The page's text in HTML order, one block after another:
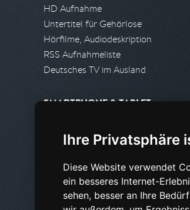
Ihre Privatsphäre
Diese Website verwendet
ein besseres Internet-
sehen, besser an Ihre
HD Aufnahme
Untertitel für Gehörlose
Hörfilme, Audiodeskription
RSS Aufnahmeliste
Deutsches TV im Ausland
SMARTPHONE & TABLET
Android App
PARTNER
Partnerliste
Partner werden